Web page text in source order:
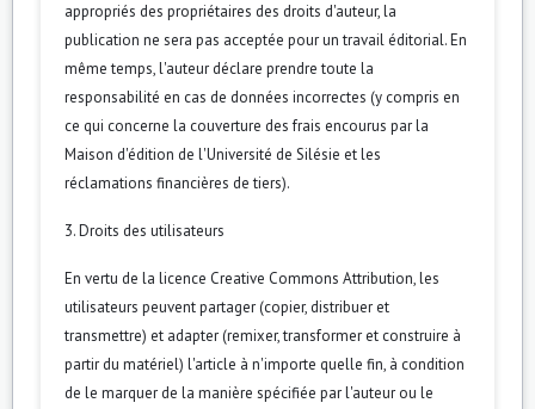
appropriés des propriétaires des droits d'auteur, la
publication ne sera pas acceptée pour un travail éditorial. En
même temps, l'auteur déclare prendre toute la
responsabilité en cas de données incorrectes (y compris en
ce qui concerne la couverture des frais encourus par la
Maison d'édition de l'Université de Silésie et les
réclamations financières de tiers).
3. Droits des utilisateurs
En vertu de la licence Creative Commons Attribution, les
utilisateurs peuvent partager (copier, distribuer et
transmettre) et adapter (remixer, transformer et construire à
partir du matériel) l'article à n'importe quelle fin, à condition
de le marquer de la manière spécifiée par l'auteur ou le